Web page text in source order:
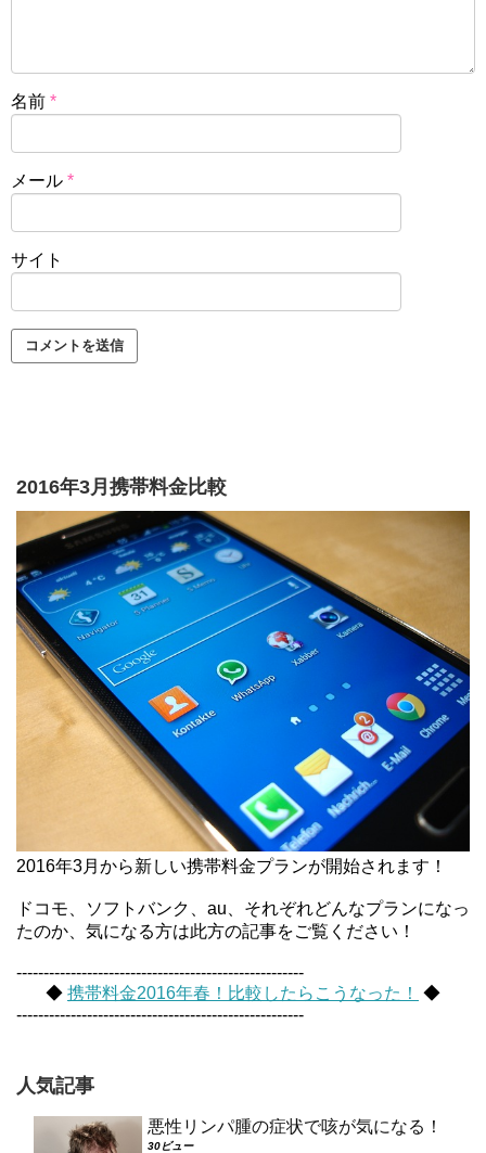
名前 *
メール *
サイト
2016年3月携帯料金比較
2016年3月から新しい携帯料金プランが開始されます！
ドコモ、ソフトバンク、au、それぞれどんなプランになっ
たのか、気になる方は此方の記事をご覧ください！
-----------------------------------------------------
◆ 携帯料金2016年春！比較したらこうなった！
◆
-----------------------------------------------------
人気記事
悪性リンパ腫の症状で咳が気になる！
30ビュー